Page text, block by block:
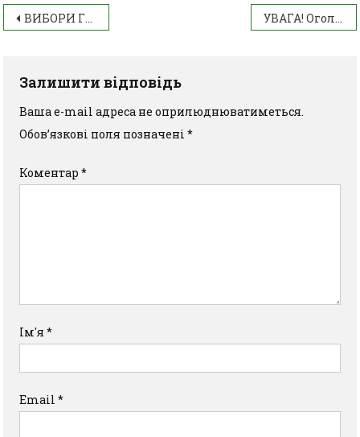
ВИБОРИ ГОЛОВИ СТУДЕНТСЬКОЇ РАДИ 2026 РОКУ УВАГА! Оголошення!
Залишити відповідь
Ваша e-mail адреса не оприлюднюватиметься.
Обов’язкові поля позначені*
Коментар*
Ім'я*
Email*